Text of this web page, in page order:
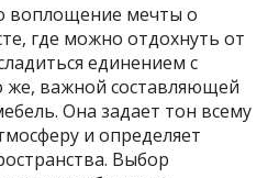
воплощение мечты о
где можно отдохнуть от
единением с
же, важной составляющей
Она задает тон всему
и определяет
Выбор